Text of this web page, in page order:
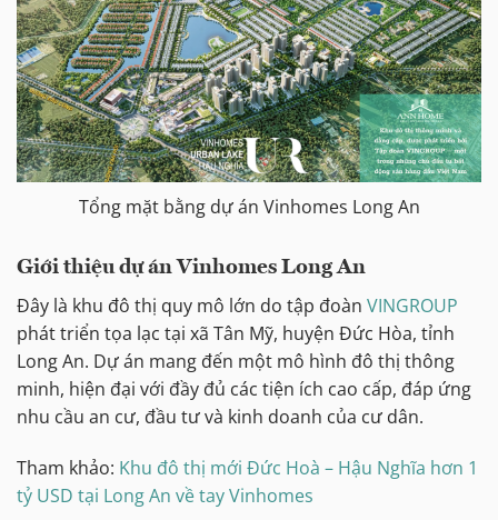
Tổng mặt bằng dự án Vinhomes Long An
Giới thiệu dự án Vinhomes Long An
Đây là khu đô thị quy mô lớn do tập đoàn VINGROUP
phát triển tọa lạc tại xã Tân Mỹ, huyện Đức Hòa, tỉnh
Long An. Dự án mang đến một mô hình đô thị thông
minh, hiện đại với đầy đủ các tiện ích cao cấp, đáp ứng
nhu cầu an cư, đầu tư và kinh doanh của cư dân.
Tham khảo: Khu đô thị mới Đức Hoà – Hậu Nghĩa hơn 1
tỷ USD tại Long An về tay Vinhomes